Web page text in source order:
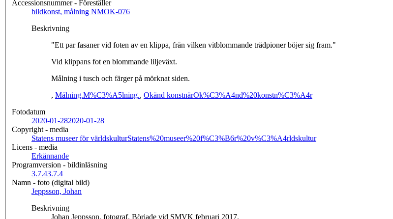
Accessionsnummer - Föreställer
bildkonst, målning NMOK-076
Beskrivning
"Ett par fasaner vid foten av en klippa, från vilken vitblommande trädpioner böjer sig fram."
Vid klippans fot en blommande liljeväxt.
Målning i tusch och färger på mörknat siden.
, Målning.M%C3%A5lning., Okänd konstnärOk%C3%A4nd%20konstn%C3%A4r
Fotodatum
2020-01-282020-01-28
Copyright - media
Statens museer för världskulturStatens%20museer%20f%C3%B6r%20v%C3%A4rldskultur
Licens - media
Erkännande
Programversion - bildinläsning
3.7.43.7.4
Namn - foto (digital bild)
Jeppsson, Johan
Beskrivning
Johan Jeppsson, fotograf. Började vid SMVK februari 2017.